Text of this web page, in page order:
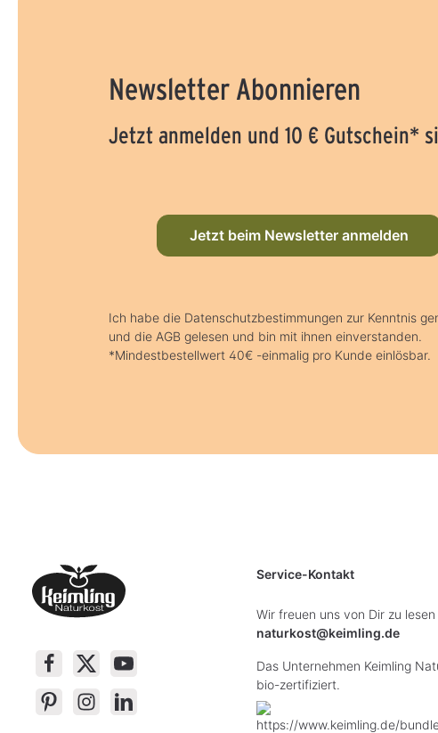
Newsletter Abonnieren
Jetzt anmelden und 10 € Gutschein*
Jetzt beim Newsletter anmelden
Ich habe die Datenschutzbestimmungen zur Kenntnis
und die AGB gelesen und bin mit ihnen einverstanden.
*Mindestbestellwert 40€ -einmalig pro Kunde einlösbar.
Service-Kontakt
Wir freuen uns von Dir zu lesen
naturkost@keimling.de
Das Unternehmen Keimling
bio-zertifiziert.